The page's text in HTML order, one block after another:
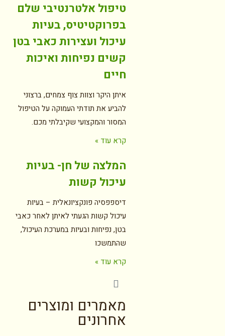
טיפול אלטרנטיבי שלם
בפרוקטיטיס, בעיות
עיכול ועצירות כאבי בטן
קשים נפיחות ואיכות
חיים
איתן היקר וצוות צוף צמחים, ברצוני
להביע את תודתי העמוקה על הטיפול
המסור והמקצועי שקיבלתי מכם.
קרא עוד »
המלצה של חן- בעיות
עיכול קשות
דיספפסיה פונקציונאלית – בעיות
עיכול קשות הגעתי לאיתן לאחר כאבי
בטן, נפיחות ובעיות במערכת העיכול,
שהתמשכו
קרא עוד »
מאמרים ומוצרים
אחרונים